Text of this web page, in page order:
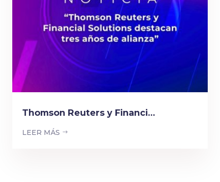
Thomson Reuters y Financi...
LEER MÁS